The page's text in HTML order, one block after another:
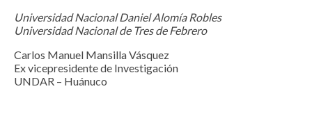
Universidad Nacional Daniel Alomía Robles
Universidad Nacional de Tres de Febrero
Carlos Manuel Mansilla Vásquez
Ex vicepresidente de Investigación
UNDAR – Huánuco